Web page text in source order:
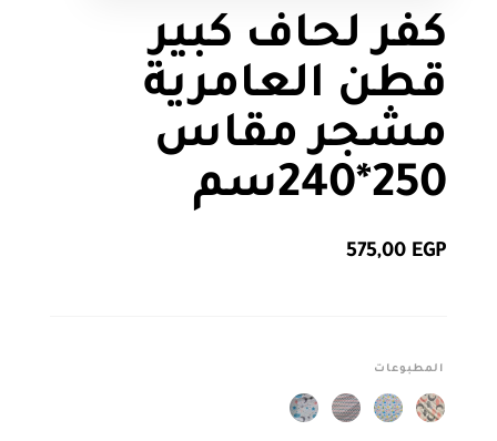
كفر لحاف كبير
قطن العامرية
مشجر مقاس
250*240سم
575,00 EGP
المطبوعات